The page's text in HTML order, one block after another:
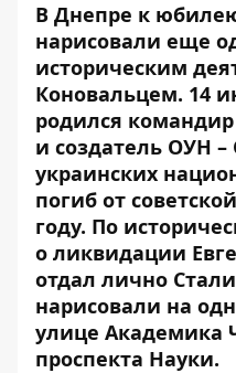
В Днепре к
нарисовали еще
историческим
Коновальцем. 14
родился
и создатель ОУН
украинских
погиб от
году. По
о ликвидации
отдал лично
нарисовали на
улице Академика
проспекта Науки.